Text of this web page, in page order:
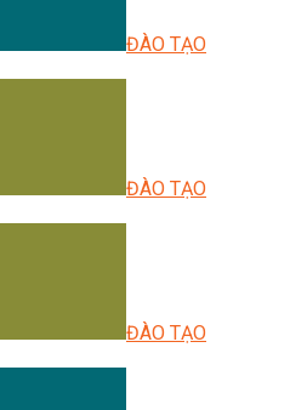
ĐÀO TẠO
ĐÀO TẠO
ĐÀO TẠO